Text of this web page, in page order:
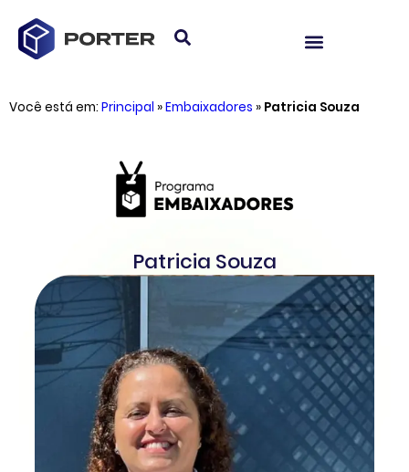
Você está em: Principal »Embaixadores » Patricia Souza
Patricia Souza